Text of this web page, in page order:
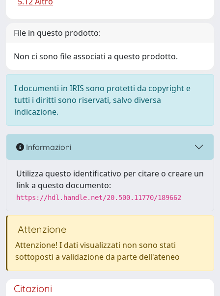
File in questo prodotto:
Non ci sono file associati a questo prodotto.
I documenti in IRIS sono protetti da copyright e
tutti i diritti sono riservati, salvo diversa
indicazione.
Informazioni
Utilizza questo identificativo per citare o creare un
link a questo documento:
https://hdl.handle.net/20.500.11770/189662
Attenzione
Attenzione! I dati visualizzati non sono stati
sottoposti a validazione da parte dell'ateneo
Citazioni